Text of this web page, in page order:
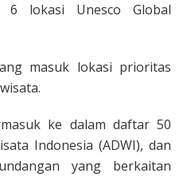
6 lokasi Unesco Global
masuk lokasi prioritas
ke dalam daftar 50
Indonesia (ADWI), dan
yang berkaitan